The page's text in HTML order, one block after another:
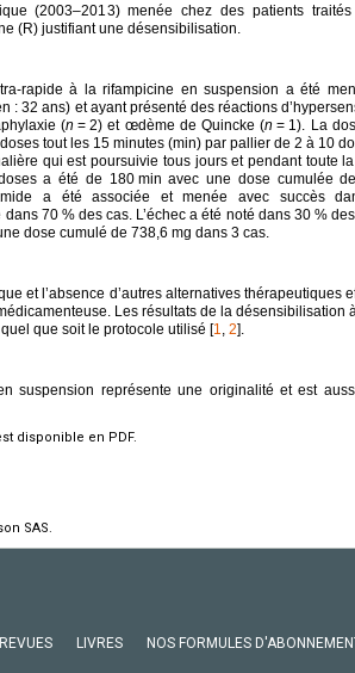
(2003–2013) menée chez des patients
(R) justifiant une désensibilisation.
rapide à la rifampicine en suspension a été
: 32 ans) et ayant présenté des réactions
(n = 2) et œdème de Quincke (n = 1). La
tout les 15 minutes (min) par pallier de 2 à 10
qui est poursuivie tous jours et pendant toute
a été de 180 min avec une dose cumulée
a été associée et menée avec succès
70 % des cas. L’échec a été noté dans 30 %
dose cumulé de 738,6 mg dans 3 cas.
et l’absence d’autres alternatives thérapeutiques
Les résultats de la désensibilisation
que soit le protocole utilisé [1, 2].
suspension représente une originalité et est
disponible en PDF.
SAS.
REVUES LIVRES NOS FORMULES